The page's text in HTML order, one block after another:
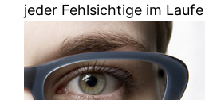
jeder Fehlsichtige im